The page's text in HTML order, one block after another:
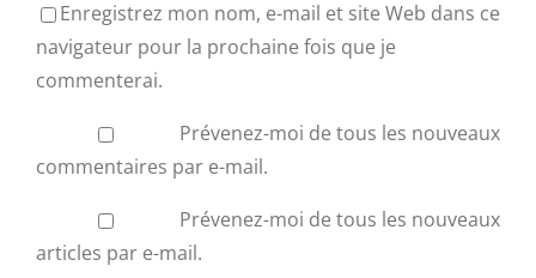
Enregistrez mon nom, e-mail et site Web dans ce
navigateur pour la prochaine fois que je
commenterai.
Prévenez-moi de tous les nouveaux
commentaires par e-mail.
Prévenez-moi de tous les nouveaux
articles par e-mail.